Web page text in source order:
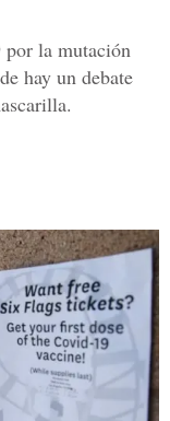
por la mutación
hay un debate